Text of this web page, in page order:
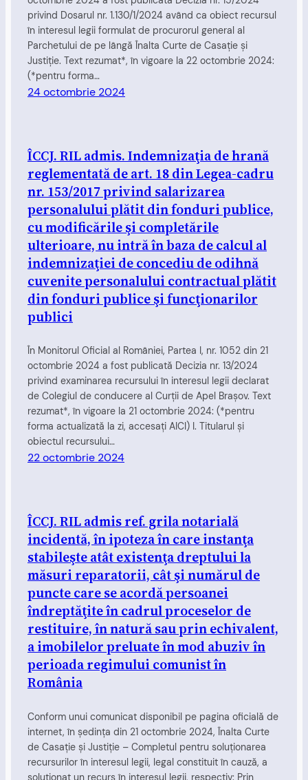
privind Dosarul nr. 1.130/1/2024 având ca obiect recursul
în interesul legii formulat de procurorul general al
Parchetului de pe lângă Înalta Curte de Casaţie şi
Justiţie. Text rezumat*, în vigoare la 22 octombrie 2024:
(*pentru forma…
24 octombrie 2024
ÎCCJ. RIL admis. Indemnizaţia de hrană
reglementată de art. 18 din Legea-cadru
nr. 153/2017 privind salarizarea
personalului plătit din fonduri publice,
cu modificările şi completările
ulterioare, nu intră în baza de calcul al
indemnizaţiei de concediu de odihnă
cuvenite personalului contractual plătit
din fonduri publice şi funcţionarilor
publici
În Monitorul Oficial al României, Partea I, nr. 1052 din 21
octombrie 2024 a fost publicată Decizia nr. 13/2024
privind examinarea recursului în interesul legii declarat
de Colegiul de conducere al Curţii de Apel Braşov. Text
rezumat*, în vigoare la 21 octombrie 2024: (*pentru
forma actualizată la zi, accesați AICI) I. Titularul și
obiectul recursului…
22 octombrie 2024
ÎCCJ. RIL admis ref. grila notarială
incidentă, în ipoteza în care instanţa
stabileşte atât existenţa dreptului la
măsuri reparatorii, cât şi numărul de
puncte care se acordă persoanei
îndreptăţite în cadrul proceselor de
restituire, în natură sau prin echivalent,
a imobilelor preluate în mod abuziv în
perioada regimului comunist în
România
Conform unui comunicat disponibil pe pagina oficială de
internet, în şedinţa din 21 octombrie 2024, Înalta Curte
de Casaţie şi Justiţie – Completul pentru soluţionarea
recursurilor în interesul legii, legal constituit în cauză, a
soluționat un recurs în interesul legii, respectiv: Prin